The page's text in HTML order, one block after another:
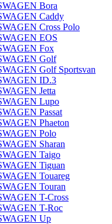
Bora
Caddy
Cross Polo
EOS
Fox
Golf
Golf Sportsvan
ID.3
Jetta
Lupo
Passat
Phaeton
Polo
Sharan
Taigo
Tiguan
Touareg
Touran
T-Cross
T-Roc
Up